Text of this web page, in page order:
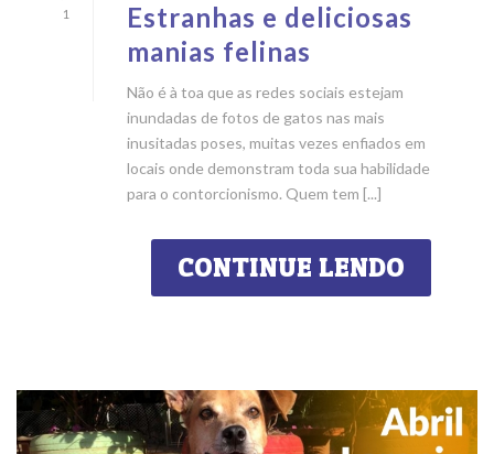
1
Estranhas e deliciosas
manias felinas
Não é à toa que as redes sociais estejam
inundadas de fotos de gatos nas mais
inusitadas poses, muitas vezes enfiados em
locais onde demonstram toda sua habilidade
para o contorcionismo. Quem tem [...]
CONTINUE LENDO